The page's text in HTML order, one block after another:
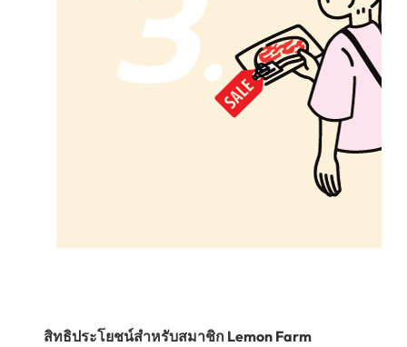
สิทธิประโยชน์สำหรับสมาชิก Lemon Farm